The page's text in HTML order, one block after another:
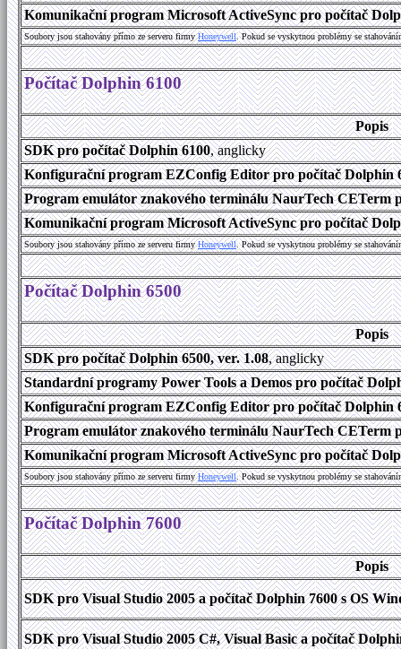
Komunikační program Microsoft ActiveSync pro počítač
Soubory jsou stahovány přímo ze serveru firmyHoneywell. Pokud se vyskytnou problémy se
Počítač Dolphin 6100
Popis
SDK pro počítač Dolphin 6100, anglicky
Konfigurační program EZConfig Editor pro počítač Dolphin
Program emulátor znakového terminálu NaurTech CETerm
Komunikační program Microsoft ActiveSync pro počítač
Soubory jsou stahovány přímo ze serveru firmyHoneywell. Pokud se vyskytnou problémy se
Počítač Dolphin 6500
Popis
SDK pro počítač Dolphin 6500, ver. 1.08, anglicky
Standardní programy Power Tools a Demos pro počítač
Konfigurační program EZConfig Editor pro počítač Dolphin
Program emulátor znakového terminálu NaurTech CETerm
Komunikační program Microsoft ActiveSync pro počítač
Soubory jsou stahovány přímo ze serveru firmyHoneywell. Pokud se vyskytnou problémy se
Počítač Dolphin 7600
Popis
SDK pro Visual Studio 2005 a počítač Dolphin 7600 s OS
SDK pro Visual Studio 2005 C#, Visual Basic a počítač